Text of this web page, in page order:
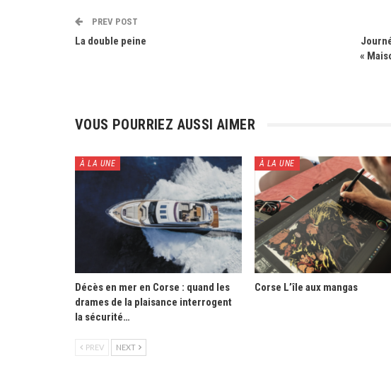
PREV POST
La double peine
«
VOUS POURRIEZ AUSSI AIMER
À LA UNE
Décès en mer en Corse : quand les
drames de la plaisance interrogent
la sécurité…
À LA UNE
Corse L’île aux mangas
PREV NEXT